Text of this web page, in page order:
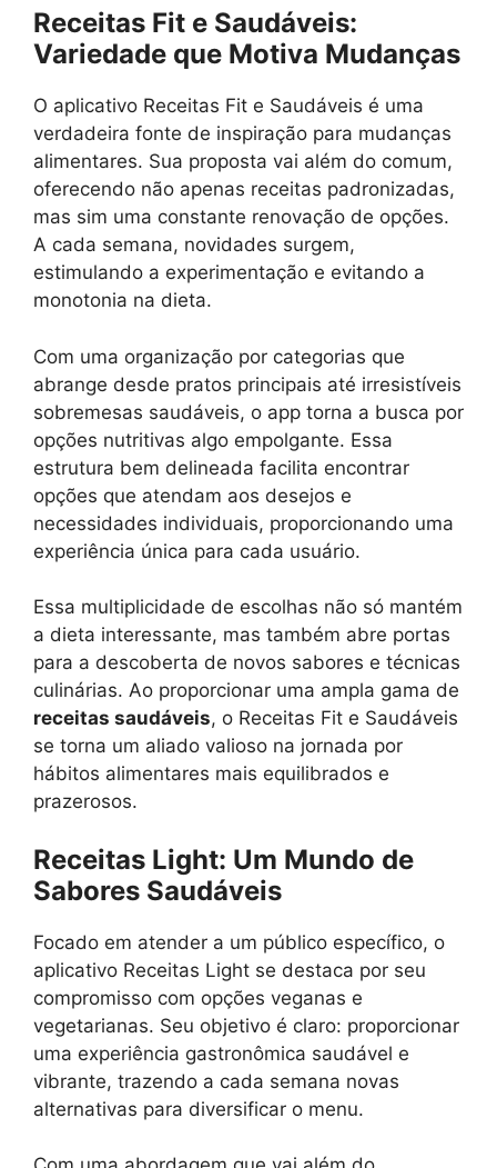
Receitas Fit e Saudáveis:
Variedade que Motiva Mudanças
O aplicativo Receitas Fit e Saudáveis é uma
verdadeira fonte de inspiração para mudanças
alimentares. Sua proposta vai além do comum,
oferecendo não apenas receitas padronizadas,
mas sim uma constante renovação de opções.
A cada semana, novidades surgem,
estimulando a experimentação e evitando a
monotonia na dieta.
Com uma organização por categorias que
abrange desde pratos principais até irresistíveis
sobremesas saudáveis, o app torna a busca por
opções nutritivas algo empolgante. Essa
estrutura bem delineada facilita encontrar
opções que atendam aos desejos e
necessidades individuais, proporcionando uma
experiência única para cada usuário.
Essa multiplicidade de escolhas não só mantém
a dieta interessante, mas também abre portas
para a descoberta de novos sabores e técnicas
culinárias. Ao proporcionar uma ampla gama de
receitas saudáveis, o Receitas Fit e Saudáveis
se torna um aliado valioso na jornada por
hábitos alimentares mais equilibrados e
prazerosos.
Receitas Light: Um Mundo de
Sabores Saudáveis
Focado em atender a um público específico, o
aplicativo Receitas Light se destaca por seu
compromisso com opções veganas e
vegetarianas. Seu objetivo é claro: proporcionar
uma experiência gastronômica saudável e
vibrante, trazendo a cada semana novas
alternativas para diversificar o menu.